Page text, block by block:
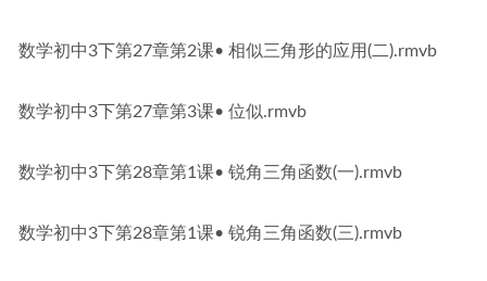
数学初中3下第27章第2课• 相似三角形的应用(二).rmvb
数学初中3下第27章第3课• 位似.rmvb
数学初中3下第28章第1课• 锐角三角函数(一).rmvb
数学初中3下第28章第1课• 锐角三角函数(三).rmvb